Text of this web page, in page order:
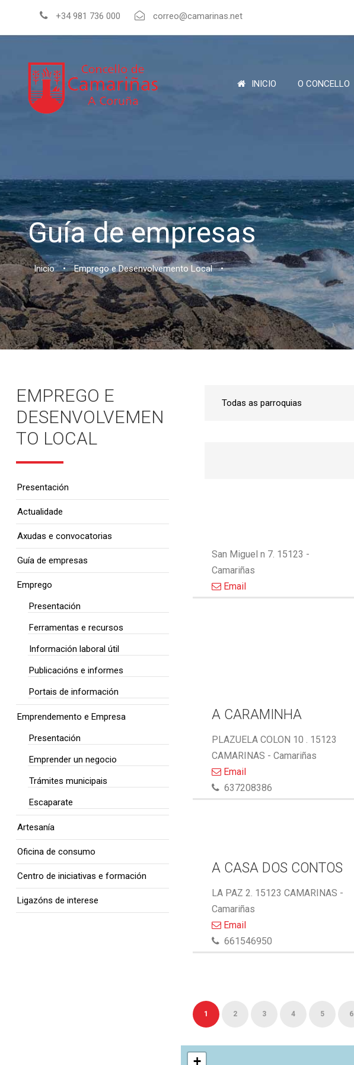
+34 981 736 000 correo@camarinas.net
INICIO O CONCELLO
Guía de empresas
Inicio • Emprego e Desenvolvemento Local •
San Miguel n 7. 15123 -
Camariñas
Email
A CARAMINHA
PLAZUELA COLON 10 . 15123
CAMARINAS - Camariñas
Email
637208386
A CASA DOS CONTOS
LA PAZ 2. 15123 CAMARINAS -
Camariñas
Email
661546950
1 2 3 4 5 6
+
EMPREGO E
DESENVOLVEMEN
TO LOCAL
Presentación
Actualidade
Axudas e convocatorias
Guía de empresas
Emprego
Presentación
Ferramentas e recursos
Información laboral útil
Publicacións e informes
Portais de información
Emprendemento e Empresa
Presentación
Emprender un negocio
Trámites municipais
Escaparate
Artesanía
Oficina de consumo
Centro de iniciativas e formación
Ligazóns de interese